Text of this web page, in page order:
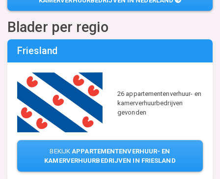
Blader per regio
Friesland
26 appartementenverhuur- en
kamerverhuurbedrijven
gevonden
BEKIJKAPPARTEMENTENVERHUUR- EN
KAMERVERHUURBEDRIJVEN IN FRIESLAND